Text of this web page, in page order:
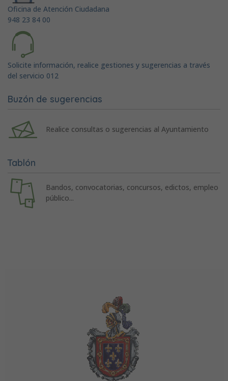
Oficina de Atención Ciudadana
948 23 84 00
Solicite información, realice gestiones y sugerencias a través
del servicio 012
Buzón de sugerencias
Realice consultas o sugerencias al Ayuntamiento
Tablón
Bandos, convocatorias, concursos, edictos, empleo
público...